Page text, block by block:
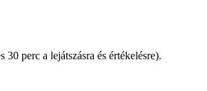
perc a lejátszásra és értékelésre).